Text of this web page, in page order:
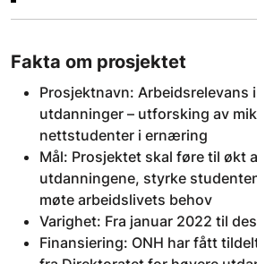
Fakta om prosjektet
Prosjektnavn: Arbeidsrelevans
utdanninger – utforsking av
nettstudenter i ernæring
Mål: Prosjektet skal føre til økt
utdanningene, styrke
møte arbeidslivets behov
Varighet: Fra januar 2022 til
Finansiering: ONH har fått